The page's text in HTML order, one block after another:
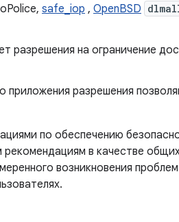
safe_iop , OpenBSD
разрешения на ограничение
приложения разрешения
по обеспечению
в качестве
возникновения